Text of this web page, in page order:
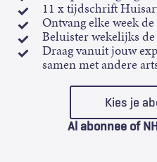
11 x tijdschrift
Ontvang elke week
Beluister wekelijks
Draag vanuit jouw
samen met andere
Kies je
Al abonnee of